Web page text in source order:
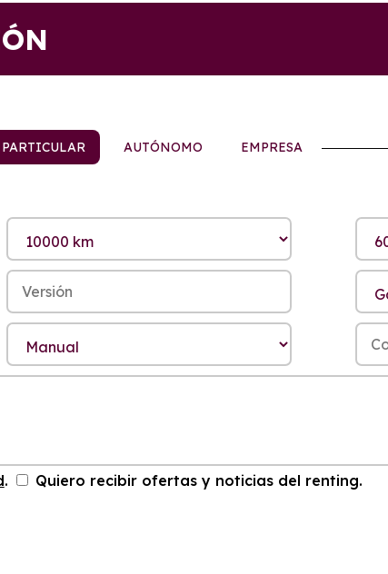
PARTICULAR AUTÓNOMO EMPRESA
. Quiero recibir ofertas y noticias del renting.